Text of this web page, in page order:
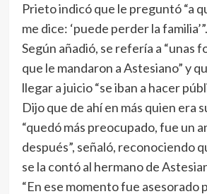
Prieto indicó que le preguntó “a
me dice: ‘puede perder la familia’”.
Según añadió, se refería a “unas
que le mandaron a Astesiano” y
llegar a juicio “se iban a hacer
Dijo que de ahí en más quien era
“quedó más preocupado, fue un
después”, señaló, reconociendo
se la contó al hermano de
“En ese momento fue asesorado